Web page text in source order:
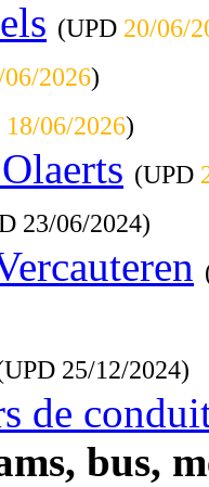
(UPD 20/06/
06/2026)
18/06/2026)
(UPD
23/06/2024)
25/12/2024)
de
bus,